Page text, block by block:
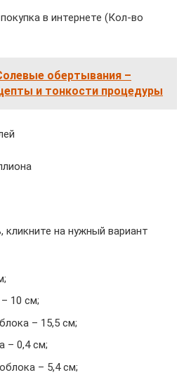
в интернете (Кол-во
обертывания –
и тонкости процедуры
на нужный вариант
10 см;
– 15,5 см;
– 0,4 см;
– 5,4 см;